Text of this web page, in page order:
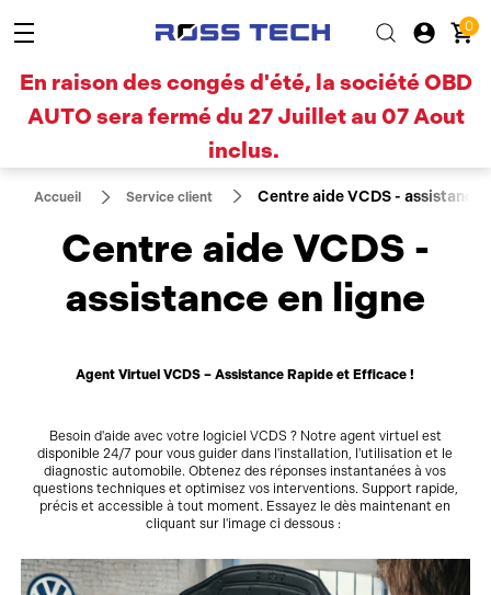
0
En raison des congés d'été, la société OBD
AUTO sera fermé du 27 Juillet au 07 Aout
inclus.
Accueil Service client Centre aide VCDS - assistance
Centre aide VCDS -
assistance en ligne
Agent Virtuel VCDS – Assistance Rapide et Efficace !
Besoin d'aide avec votre logiciel VCDS ? Notre agent virtuel est
disponible 24/7 pour vous guider dans l'installation, l'utilisation et le
diagnostic automobile. Obtenez des réponses instantanées à vos
questions techniques et optimisez vos interventions. Support rapide,
précis et accessible à tout moment. Essayez le dès maintenant en
cliquant sur l'image ci dessous :